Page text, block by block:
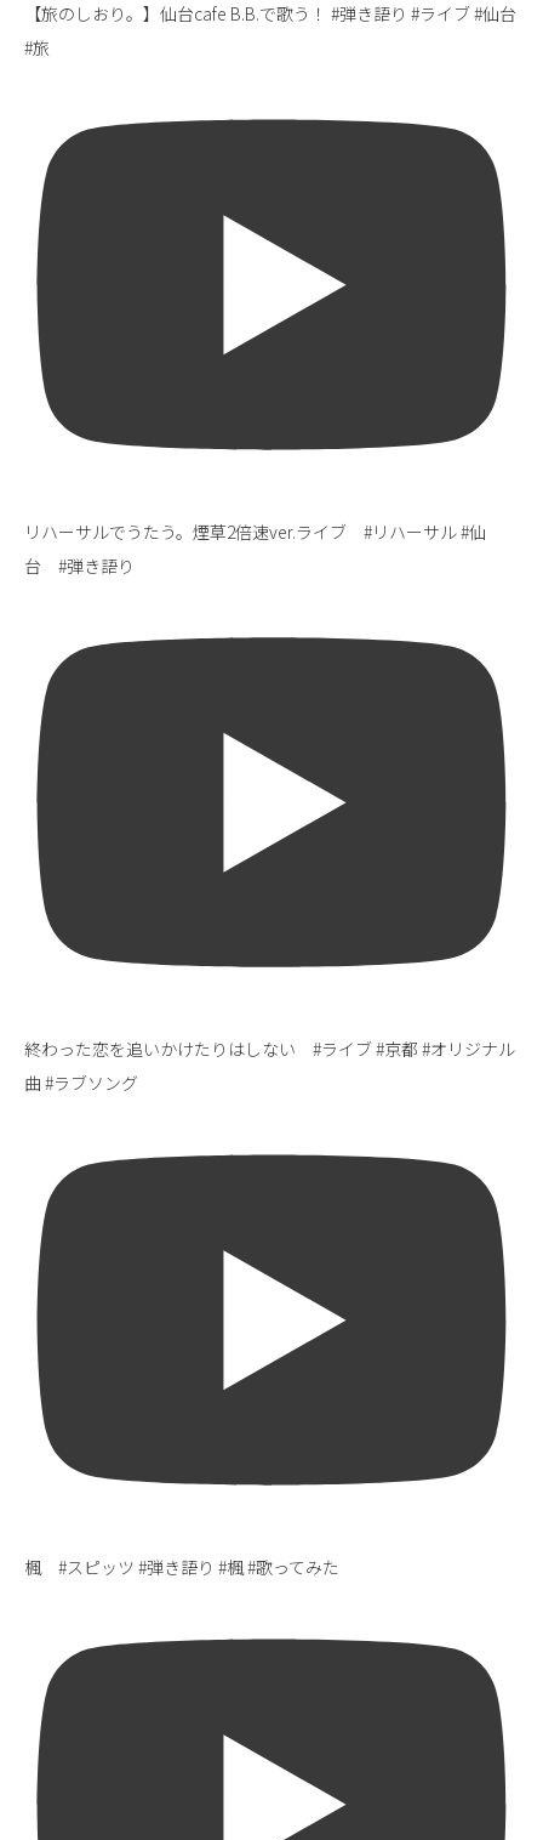
【旅のしおり。】仙台cafe B.B.で歌う！ #弾き語り #ライブ #仙台
#旅
リハーサルでうたう。煙草2倍速ver.ライブ #リハーサル #仙
台 #弾き語り
終わった恋を追いかけたりはしない #ライブ #京都 #オリジナル
曲 #ラブソング
楓 #スピッツ #弾き語り #楓 #歌ってみた